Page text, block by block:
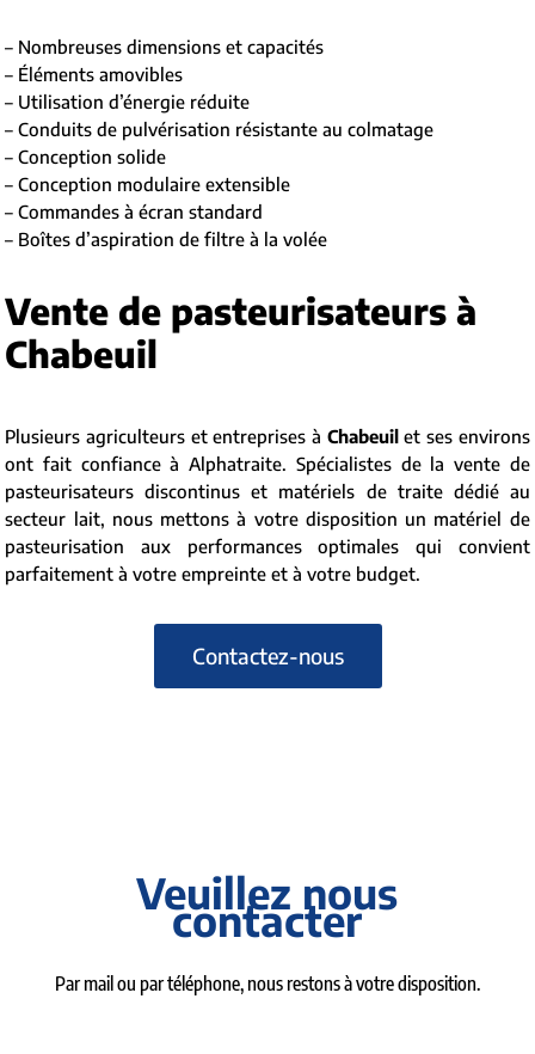
– Nombreuses dimensions et capacités
– Éléments amovibles
– Utilisation d’énergie réduite
– Conduits de pulvérisation résistante au colmatage
– Conception solide
– Conception modulaire extensible
– Commandes à écran standard
– Boîtes d’aspiration de filtre à la volée
Vente de pasteurisateurs à
Chabeuil
Plusieurs agriculteurs et entreprises à Chabeuilet ses environs
ont fait confiance à Alphatraite. Spécialistes de la vente de
pasteurisateurs discontinus et matériels de traite dédié au
secteur lait, nous mettons à votre disposition un matériel de
pasteurisation aux performances optimales qui convient
parfaitement à votre empreinte et à votre budget.
Contactez-nous
Veuillez nous
contacter
Par mail ou par téléphone, nous restons à votre disposition.